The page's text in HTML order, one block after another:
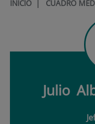
INICIO| CUADRO
Julio